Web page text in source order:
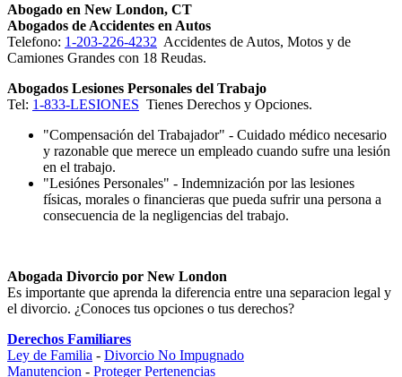
Abogado en New London, CT
Abogados de Accidentes en Autos
Telefono: 1-203-226-4232 Accidentes de Autos, Motos y de
Camiones Grandes con 18 Reudas.
Abogados Lesiones Personales del Trabajo
Tel: 1-833-LESIONES Tienes Derechos y Opciones.
"Compensación del Trabajador" - Cuidado médico necesario
y razonable que merece un empleado cuando sufre una lesión
en el trabajo.
"Lesiónes Personales" - Indemnización por las lesiones
físicas, morales o financieras que pueda sufrir una persona a
consecuencia de la negligencias del trabajo.
Abogada Divorcio por New London
Es importante que aprenda la diferencia entre una separacion legal y
el divorcio. ¿Conoces tus opciones o tus derechos?
Derechos Familiares
Ley de Familia - Divorcio No Impugnado
Manutencion - Proteger Pertenencias